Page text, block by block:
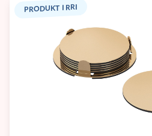
PRODUKT I RRI